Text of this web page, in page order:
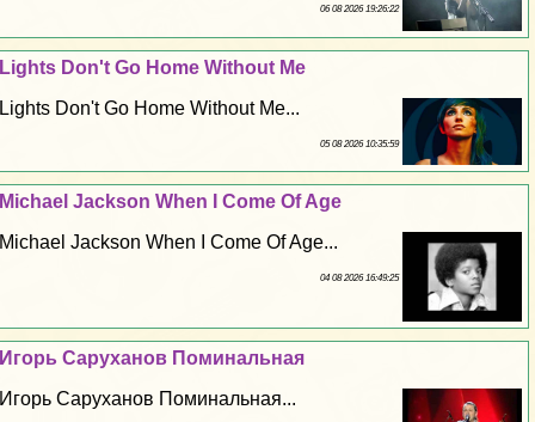
06 08 2026 19:26:22
Lights Don't Go Home Without Me
Lights Don't Go Home Without Me...
05 08 2026 10:35:59
Michael Jackson When I Come Of Age
Michael Jackson When I Come Of Age...
04 08 2026 16:49:25
Игорь Саруханов Поминальная
Игорь Саруханов Поминальная...